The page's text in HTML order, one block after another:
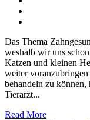
Das Thema
weshalb wir uns
Katzen und kleinen
weiter voranzubringen
behandeln zu
Tierarzt...
Read More